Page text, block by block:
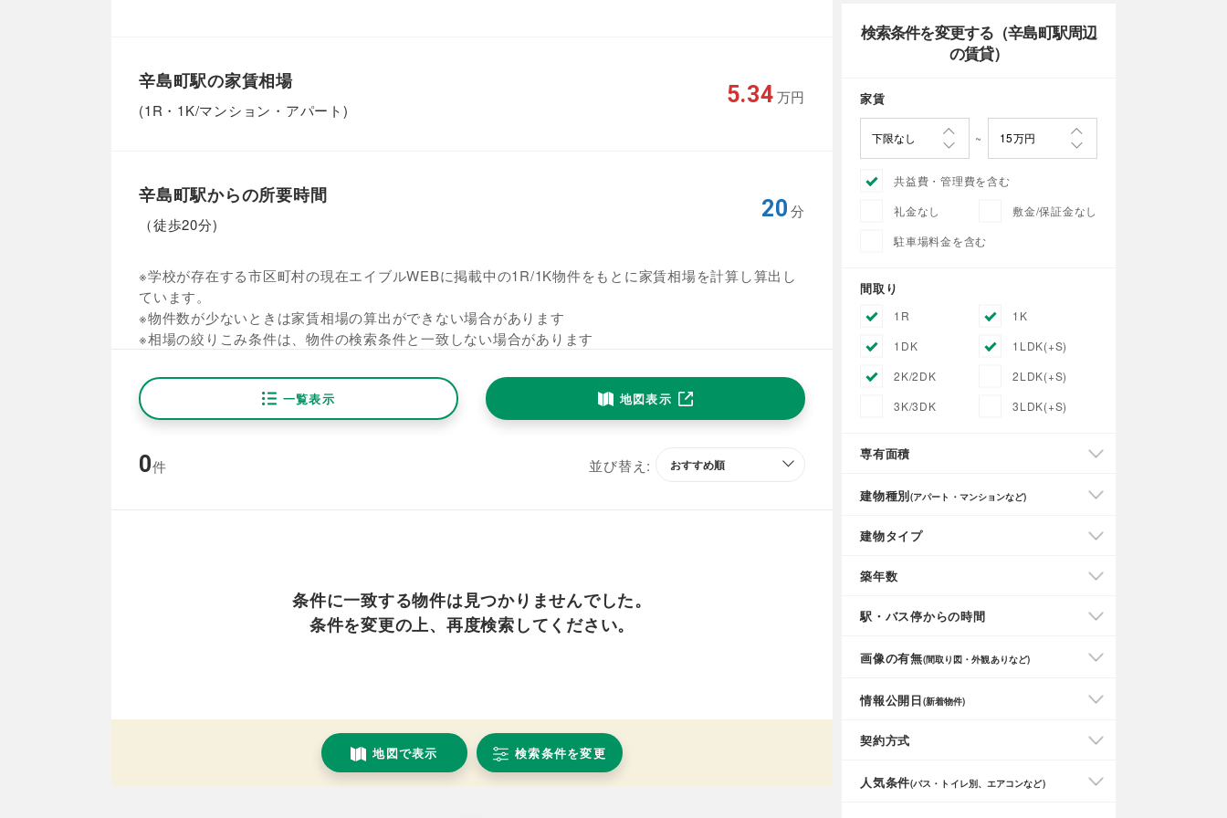
辛島町駅の家賃相場
(1R・1K/マンション・アパート)
5.34万円
辛島町駅からの所要時間
（徒歩20分)
20 分
※学校が存在する市区町村の現在エイブルWEBに掲載中の1R/1K物件をもとに家賃相場を計算し算出し
ています。
※物件数が少ないときは家賃相場の算出ができない場合があります
※相場の絞りこみ条件は、物件の検索条件と一致しない場合があります
一覧表示 地図表示
0件 並び替え:
条件に一致する物件は見つかりませんでした。
条件を変更の上、再度検索してください。
地図で表示 検索条件を変更
検索条件を変更する（辛島町駅周辺
の賃貸）
家賃
共益費・管理費を含む
礼金なし
敷金/保証金なし
駐車場料金を含む
間取り
1R
1K
1DK
1LDK(+S)
2K/2DK
2LDK(+S)
3K/3DK
3LDK(+S)
専有面積
建物種別(アパート・マンションなど)
建物タイプ
築年数
駅・バス停からの時間
画像の有無(間取り図・外観ありなど)
情報公開日(新着物件)
契約方式
人気条件(バス・トイレ別、エアコンなど)